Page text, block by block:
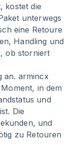
kostet die
unterwegs
eine Retoure
Handling und
ob storniert
an. armincx
in dem
und
Die
und
zu Retouren